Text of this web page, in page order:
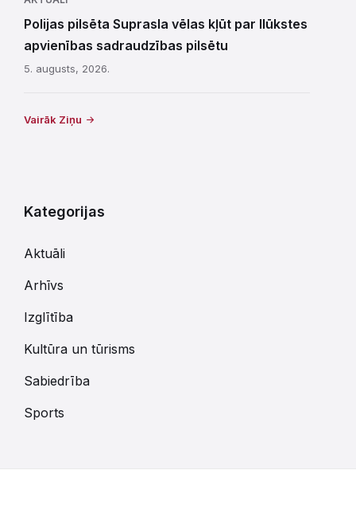
Polijas pilsēta Suprasla vēlas kļūt par Ilūkstes
apvienības sadraudzības pilsētu
5. augusts, 2026.
Vairāk Ziņu
Kategorijas
Aktuāli
Arhīvs
Izglītība
Kultūra un tūrisms
Sabiedrība
Sports